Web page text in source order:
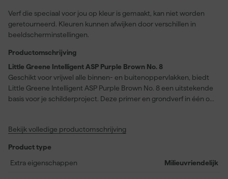
Verf die speciaal voor jou op kleur is gemaakt, kan niet worden
geretourneerd. Kleuren kunnen afwijken door verschillen in
beeldscherminstellingen.
Productomschrijving
Little Greene Intelligent ASP Purple Brown No. 8
Geschikt voor vrijwel alle binnen- en buitenoppervlakken, biedt
Little Greene Intelligent ASP Purple Brown No. 8 een uitstekende
basis voor je schilderproject. Deze primer en grondverf in één op
Dankzij de matte glansgraad, met een kleurinstelling lichter dan
ideale ondergrond voor alle ‘Intelligent’ afwerkingen van Little
Greene. De snelle droogtijd van slechts twee uur maakt het
Bekijk volledige productomschrijving
Product type
Extra eigenschappen
Milieuvriendelijk